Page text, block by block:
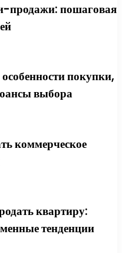
продажи: пошаговая
покупки,
выбора
коммерческое
квартиру:
тенденции